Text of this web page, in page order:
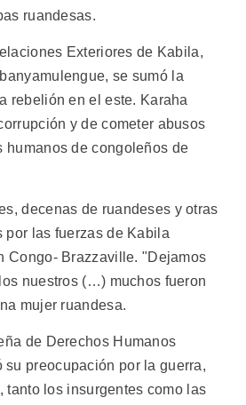
ruandesas.
Exteriores de Kabila,
se sumó la
rebelión en el este. Karaha
y de cometer abusos
humanos de congoleños de
decenas de ruandeses y otras
por las fuerzas de Kabila
Congo- Brazzaville. "Dejamos
nuestros (…) muchos fueron
mujer ruandesa.
de Derechos Humanos
su preocupación por la guerra,
tanto los insurgentes como las